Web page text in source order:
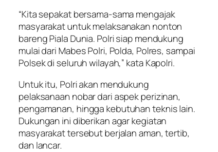
“Kita sepakat bersama-sama mengajak
masyarakat untuk melaksanakan nonton
bareng Piala Dunia. Polri siap mendukung
mulai dari Mabes Polri, Polda, Polres, sampai
Polsek di seluruh wilayah,” kata Kapolri.
Untuk itu, Polri akan mendukung
pelaksanaan nobar dari aspek perizinan,
pengamanan, hingga kebutuhan teknis lain.
Dukungan ini diberikan agar kegiatan
masyarakat tersebut berjalan aman, tertib,
dan lancar.